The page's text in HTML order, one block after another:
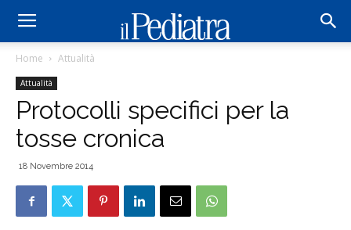
Home Attualità
Attualità
Protocolli specifici per la
tosse cronica
18 Novembre 2014